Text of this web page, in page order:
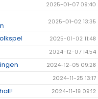
2025-01-07 09:40
2025-01-02 13:35
2025-01-02 11:48
2024-12-07 14:54
2024-12-05 09:28
2024-11-25 13:17
2024-11-19 09:12